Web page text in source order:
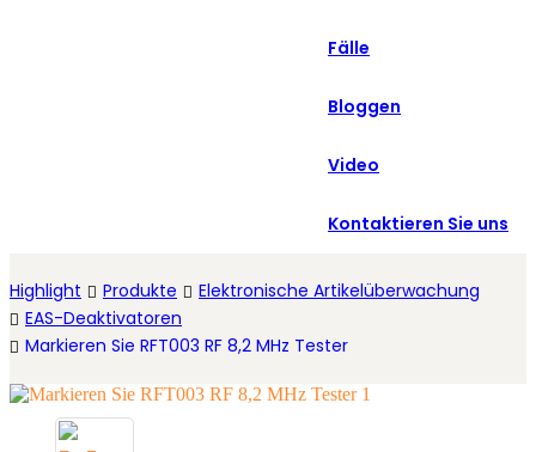
Español
Fälle
Bloggen
Video
Kontaktieren Sie uns
Highlight Produkte
Elektronische Artikelüberwachung
EAS-Deaktivatoren
Markieren Sie RFT003 RF 8,2 MHz Tester